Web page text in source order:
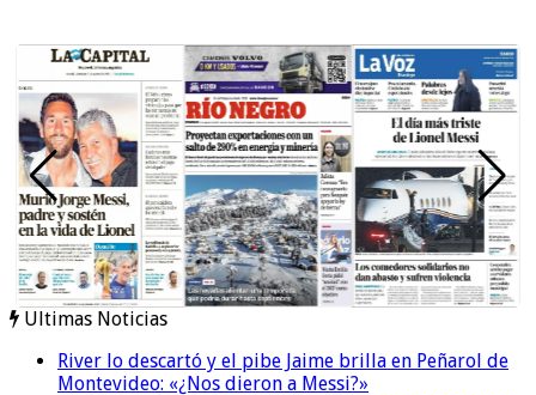
Ultimas Noticias
River lo descartó y el pibe Jaime brilla en Peñarol de
Montevideo: «¿Nos dieron a Messi?»